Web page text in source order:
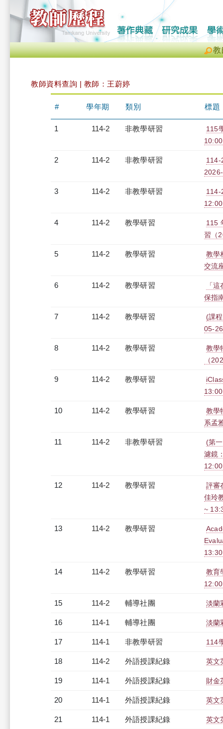
教
教師資料查詢 | 教師：王蔚婷
# 學年期 類別 標題
1 114-2 非教學研習
115
2 114-2 非教學研習
114-
3 114-2 非教學研習
114-
4 114-2 教學研習
115
習（
5 114-2 教學研習
教學
交流
6 114-2 教學研習
「
保指
7 114-2 教學研習
(課
05-
8 114-2 教學研習
教學
（
9 114-2 教學研習
10 114-2 教學研習
教學
系孟
11 114-2 非教學研習
(第
濾鏡
12 114-2 教學研習
評審
佳玲
~
13 114-2 教學研習
14 114-2 教學研習
教育
15 114-2 輔導社團 淡蘭
16 114-1 輔導社團 淡蘭
17 114-1 非教學研習 114
18 114-2 外語授課紀錄 英文
19 114-1 外語授課紀錄 財金
20 114-1 外語授課紀錄 英文
21 114-1 外語授課紀錄 英文